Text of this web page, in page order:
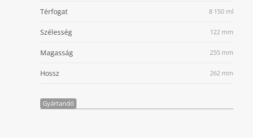
Térfogat 8 150 ml
Szélesség 122 mm
Magasság 255 mm
Hossz 262 mm
Gyártandó